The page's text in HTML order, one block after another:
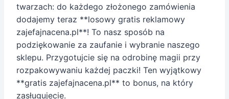
twarzach: do każdego złożonego zamówienia
dodajemy teraz **losowy gratis reklamowy
zajefajnacena.pl**! To nasz sposób na
podziękowanie za zaufanie i wybranie naszego
sklepu. Przygotujcie się na odrobinę magii przy
rozpakowywaniu każdej paczki! Ten wyjątkowy
**gratis zajefajnacena.pl** to bonus, na który
zasługujecie.